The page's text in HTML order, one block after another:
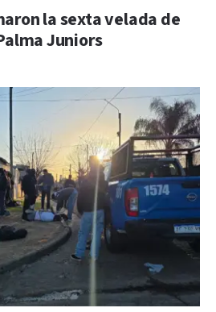
la sexta velada de
Juniors